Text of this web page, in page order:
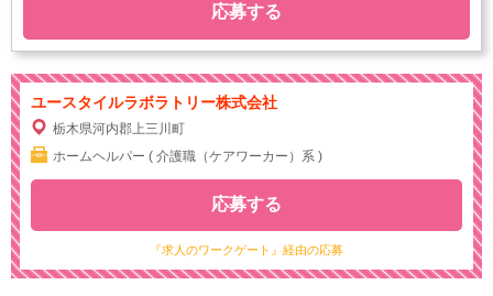
応募する
ユースタイルラボラトリー株式会社
栃木県河内郡上三川町
ホームヘルパー ( 介護職（ケアワーカー）系 )
『求人のワークゲート』経由の応募
応募する